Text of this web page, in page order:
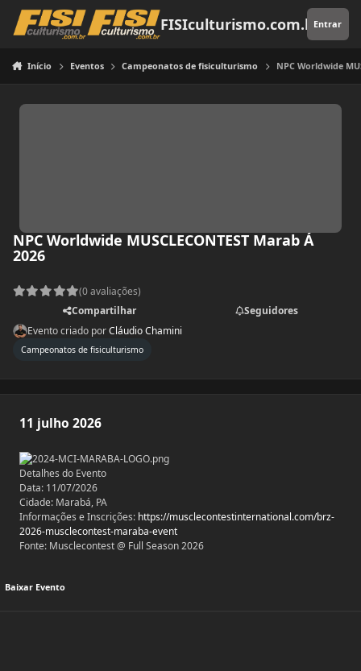
Pular para o conteúdo
FISIculturismo.com.brEntrar
Início Eventos Campeonatos de fisiculturismo NPC Worldwide
NPC Worldwide MUSCLECONTEST Marab Á
2026
(0 avaliações)
Compartilhar
Seguidores
Evento criado porCláudio Chamini
Campeonatos de fisiculturismo
11 julho 2026
Detalhes do Evento
Data: 11/07/2026
Cidade: Marabá, PA
Informações e Inscrições: https://musclecontestinternational.com/brz-
2026-musclecontest-maraba-event
Fonte: Musclecontest @ Full Season 2026
Baixar Evento